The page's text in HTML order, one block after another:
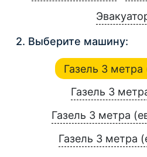
2. Выберите машину:
Газель 3 метра
Газель 3
Газель 3 метра
Газель 3 метра